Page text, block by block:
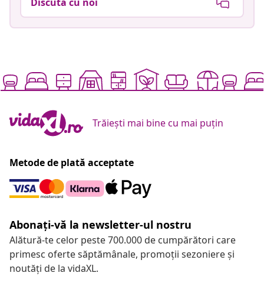
Trăiești mai bine cu mai puțin
Metode de plată acceptate
Abonați-vă la newsletter-ul nostru
Alătură-te celor peste 700.000 de cumpărători care
primesc oferte săptămânale, promoții sezoniere și
noutăți de la vidaXL.